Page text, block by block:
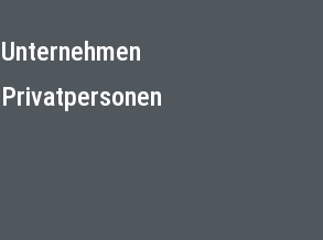
Unternehmen
Privatpersonen